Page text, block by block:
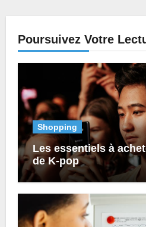
Poursuivez Votre
Shopping
Les essentiels à
de K-pop